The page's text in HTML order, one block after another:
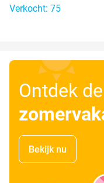
Verkocht: 75
Ontdek
Bekijk nu